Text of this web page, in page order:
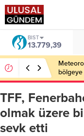
BIST
13.779,39
bölgeye
TFF,
olmak üzere
sevk etti